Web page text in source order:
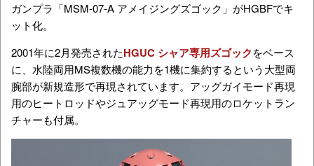
ガンプラ「MSM-07-A アメイジングズゴック」がHGBFでキ
ット化。
2001年に2月発売されたHGUC シャア専用ズゴックをベース
に、水陸両用MS複数機の能力を1機に集約するという大型両
腕部が新規造形で再現されています。アッグガイモード再現
用のヒートロッドやジュアッグモード再現用のロケットラン
チャーも付属。